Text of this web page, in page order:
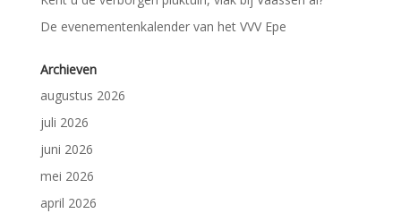
De evenementenkalender van het VVV Epe
Archieven
augustus 2026
juli 2026
juni 2026
mei 2026
april 2026